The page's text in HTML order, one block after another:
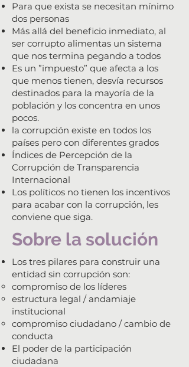
Para que exista se necesitan mínimo
dos personas
Más allá del beneficio inmediato, al
ser corrupto alimentas un sistema
que nos termina pegando a todos
Es un ”impuesto” que afecta a los
que menos tienen, desvía recursos
destinados para la mayoría de la
población y los concentra en unos
pocos.
la corrupción existe en todos los
países pero con diferentes grados
Índices de Percepción de la
Corrupción de Transparencia
Internacional
Los políticos no tienen los incentivos
para acabar con la corrupción, les
conviene que siga.
Sobre la solución
Los tres pilares para construir una
entidad sin corrupción son:
compromiso de los líderes​
estructura legal / andamiaje
institucional
compromiso ciudadano / cambio de
conducta
El poder de la participación
ciudadana